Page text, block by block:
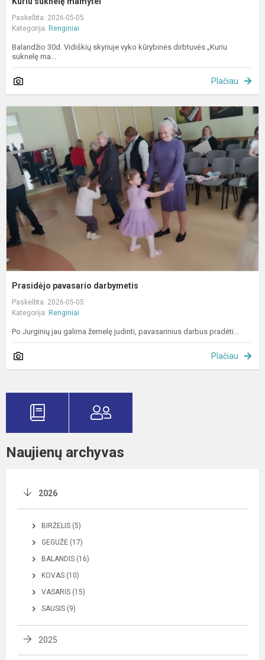
Paskelbta: 2026-05-05
Kategorija: Renginiai
Balandžio 30d. Vidiškių skyriuje vyko kūrybinės dirbtuvės „Kuriu
suknelę ma...
Plačiau
Prasidėjo pavasario darbymetis
Paskelbta: 2026-05-05
Kategorija: Renginiai
Po Jurginių jau galima žemelę judinti, pavasarinius darbus pradėti...
Plačiau
Naujienų archyvas
2026
BIRŽELIS (5)
GEGUŽĖ (17)
BALANDIS (16)
KOVAS (10)
VASARIS (15)
SAUSIS (9)
2025